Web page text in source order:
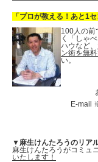
「プロが教える！あと1
100人の前
く「しゃ
ハウなど、
ン術を無
い。
E-mail
▼麻生けんたろうのリア
麻生けんたろうがコミュ
いたします！